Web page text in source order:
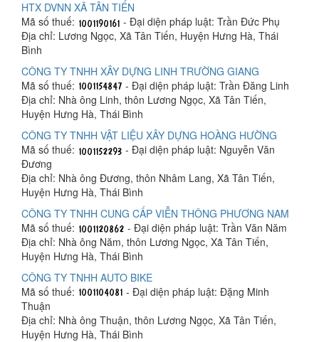
HTX DVNN XÃ TÂN TIẾN
Mã số thuế:
- Đại diện pháp luật: Trần Đức Phụ
Địa chỉ: Lương Ngọc, Xã Tân Tiến, Huyện Hưng Hà, Thái
Bình
CÔNG TY TNHH XÂY DỰNG LINH TRƯỜNG GIANG
Mã số thuế:
- Đại diện pháp luật: Trần Đăng Linh
Địa chỉ: Nhà ông Linh, thôn Lương Ngọc, Xã Tân Tiến,
Huyện Hưng Hà, Thái Bình
CÔNG TY TNHH VẬT LIỆU XÂY DỰNG HOÀNG HƯỜNG
Mã số thuế:
- Đại diện pháp luật: Nguyễn Văn
Đương
Địa chỉ: Nhà ông Đương, thôn Nhâm Lang, Xã Tân Tiến,
Huyện Hưng Hà, Thái Bình
CÔNG TY TNHH CUNG CẤP VIỄN THÔNG PHƯƠNG NAM
Mã số thuế:
- Đại diện pháp luật: Trần Văn Năm
Địa chỉ: Nhà ông Năm, thôn Lương Ngọc, Xã Tân Tiến,
Huyện Hưng Hà, Thái Bình
CÔNG TY TNHH AUTO BIKE
Mã số thuế:
- Đại diện pháp luật: Đặng Minh
Thuận
Địa chỉ: Nhà ông Thuận, thôn Lương Ngọc, Xã Tân Tiến,
Huyện Hưng Hà, Thái Bình